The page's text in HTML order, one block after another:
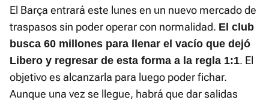
El Barça entrará este lunes en un nuevo mercado de
traspasos sin poder operar con normalidad. El club
busca 60 millones para llenar el vacío que dejó
Libero y regresar de esta forma a la regla 1:1. El
objetivo es alcanzarla para luego poder fichar.
Aunque una vez se llegue, habrá que dar salidas